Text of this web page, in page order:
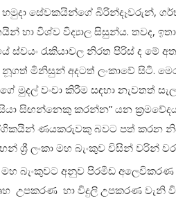
සේවකයින්ගේ බිරින්දෑවරුන්,
හා විශ්ව විද්‍යාල සිසුන්ය. තවද,
ස්වයං රැකියාවල නිරත පිරිස් ද මේ
මිනිසුන් අදටත් ලංකාවේ සිටී.
මුදල් වංචා කිරීම සඳහා නැවතත්
සිඟන්නෙකු කරන්න” යන
ණයකරුවකු බවට පත් කරන
ශ්‍රී ලංකා මහ බැංකුව විසින් වරින්
මහ බැංකුවට අනුව පිරමීඩ
උපකරණ හා විදුලි උපකරණ වැනි